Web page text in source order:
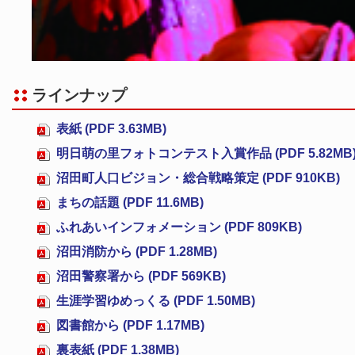
ラインナップ
表紙 (PDF 3.63MB)
明日萌の里フォトコンテスト入賞作品 (PDF
沼田町人口ビジョン・総合戦略策定 (PDF 910KB)
まちの話題 (PDF 11.6MB)
ふれあいインフォメーション (PDF 809KB)
沼田消防から (PDF 1.28MB)
沼田警察署から (PDF 569KB)
生涯学習ゆめっくる (PDF 1.50MB)
図書館から (PDF 1.17MB)
裏表紙 (PDF 1.38MB)